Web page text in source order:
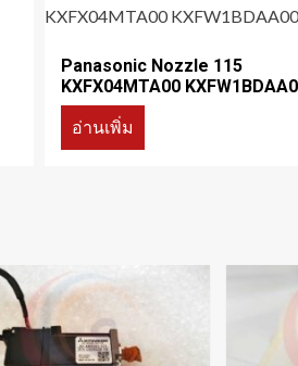
Panasonic Nozzle 115
KXFX04MTA00
อ่านเพิ่ม